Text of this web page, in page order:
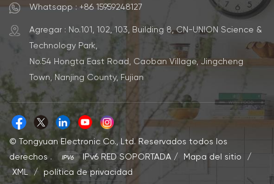
Whatsapp : +86 15959248127
Agregar : No.101, 102, 103, Building 8, CN-UNION Science &
Technology Park,
No.54 Hongta East Road, Caoban Village, Jingcheng
Town, Nanjing County, Fujian
© Tongyuan Electronic Co., Ltd. Reservados todos los
derechos .
IPv6 RED SOPORTADA/ Mapa del sitio
/
XML
/ política de privacidad